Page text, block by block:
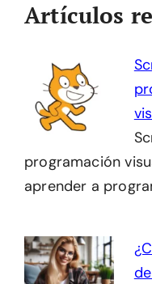
Artículos
programación
aprender a